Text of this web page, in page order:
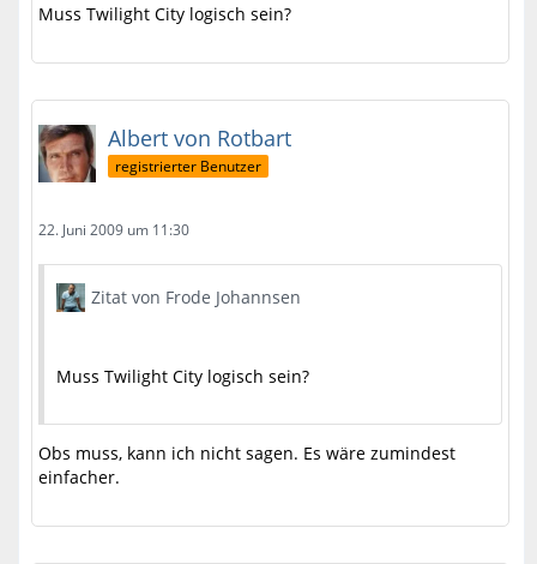
Muss Twilight City logisch sein?
Albert von Rotbart
registrierter Benutzer
22. Juni 2009 um 11:30
Zitat von Frode Johannsen
Muss Twilight City logisch sein?
Obs muss, kann ich nicht sagen. Es wäre zumindest
einfacher.